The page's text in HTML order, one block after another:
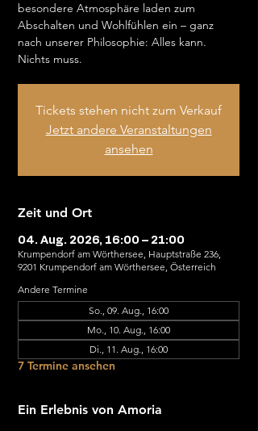
besondere Atmosphäre laden zum
Abschalten und Wohlfühlen ein – ganz
nach unserer Philosophie: Alles kann.
Nichts muss.
Tickets stehen nicht zum Verkauf
Jetzt andere Veranstaltungen
ansehen
Zeit und Ort
04. Aug. 2026, 16:00 – 21:00
Krumpendorf am Wörthersee, Hauptstraße 236,
9201 Krumpendorf am Wörthersee, Österreich
Andere Termine
So., 09. Aug., 16:00
Mo., 10. Aug., 16:00
Di., 11. Aug., 16:00
7 Termine ansehen
Ein Erlebnis von Amoria